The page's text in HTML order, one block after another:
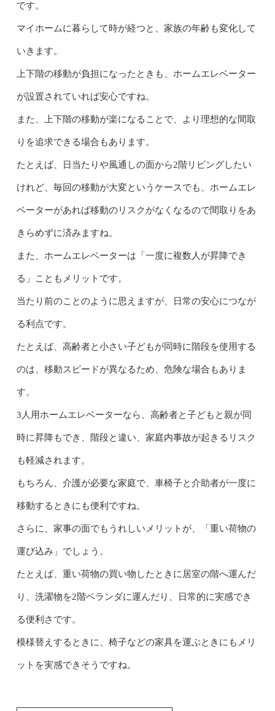
です。
マイホームに暮らして時が経つと、家族の年齢も変化して
いきます。
上下階の移動が負担になったときも、ホームエレベーター
が設置されていれば安心ですね。
また、上下階の移動が楽になることで、より理想的な間取
りを追求できる場合もあります。
たとえば、日当たりや風通しの面から2階リビングしたい
けれど、毎回の移動が大変というケースでも、ホームエレ
ベーターがあれば移動のリスクがなくなるので間取りをあ
きらめずに済みますね。
また、ホームエレベーターは「一度に複数人が昇降でき
る」こともメリットです。
当たり前のことのように思えますが、日常の安心につなが
る利点です。
たとえば、高齢者と小さい子どもが同時に階段を使用する
のは、移動スピードが異なるため、危険な場合もありま
す。
3人用ホームエレベーターなら、高齢者と子どもと親が同
時に昇降もでき、階段と違い、家庭内事故が起きるリスク
も軽減されます。
もちろん、介護が必要な家庭で、車椅子と介助者が一度に
移動するときにも便利ですね。
さらに、家事の面でもうれしいメリットが、「重い荷物の
運び込み」でしょう。
たとえば、重い荷物の買い物したときに居室の階へ運んだ
り、洗濯物を2階ベランダに運んだり、日常的に実感でき
る便利さです。
模様替えするときに、椅子などの家具を運ぶときにもメリ
ットを実感できそうですね。